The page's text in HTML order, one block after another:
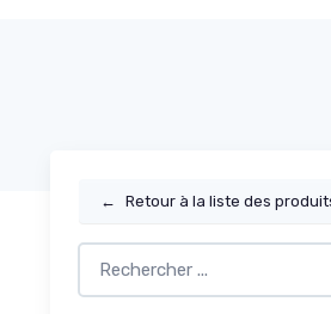
← Retour à la liste des